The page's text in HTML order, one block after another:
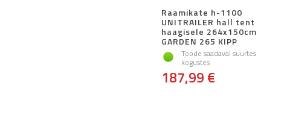
Raamikate h-1100
UNITRAILER hall tent
haagisele 264x150cm
GARDEN 265 KIPP
Toode saadaval suurtes
kogustes
187,99 €